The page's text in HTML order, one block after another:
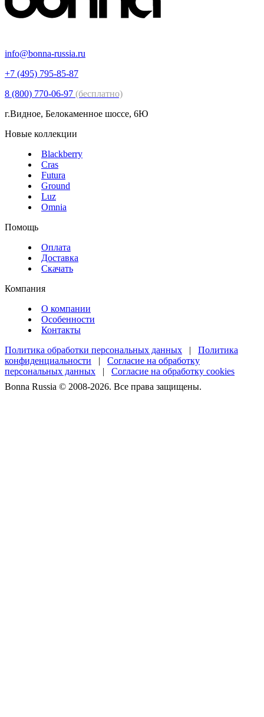
info@bonna-russia.ru
+7 (495) 795-85-87
8 (800) 770-06-97 (бесплатно)
г.Видное, Белокаменное шоссе, 6Ю
Новые коллекции
Blackberry
Cras
Futura
Ground
Luz
Omnia
Помощь
Оплата
Доставка
Скачать
Компания
О компании
Особенности
Контакты
Политика обработки персональных данных | Политика
конфиденциальности | Согласие на обработку
персональных данных | Согласие на обработку cookies
Bonna Russia © 2008-2026. Все права защищены.